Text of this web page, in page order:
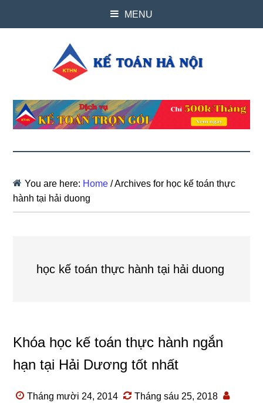
MENU
You are here: Home /Archives for học kế toán thực
hành tại hải duong
học kế toán thực hành tại hải duong
Khóa học kế toán thực hành ngắn
hạn tại Hải Dương tốt nhất
Tháng mười 24, 2014 Tháng sáu 25, 2018